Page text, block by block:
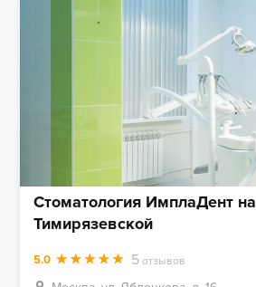
Стоматология ИмплаДент на
Тимирязевской
5.0 5 отзывов